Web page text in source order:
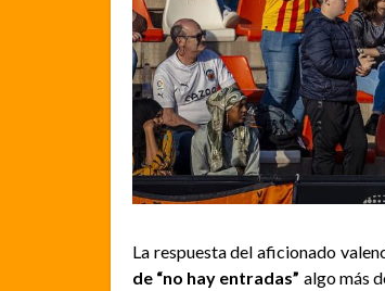
La respuesta del aficionado
de “no hay entradas” algo más